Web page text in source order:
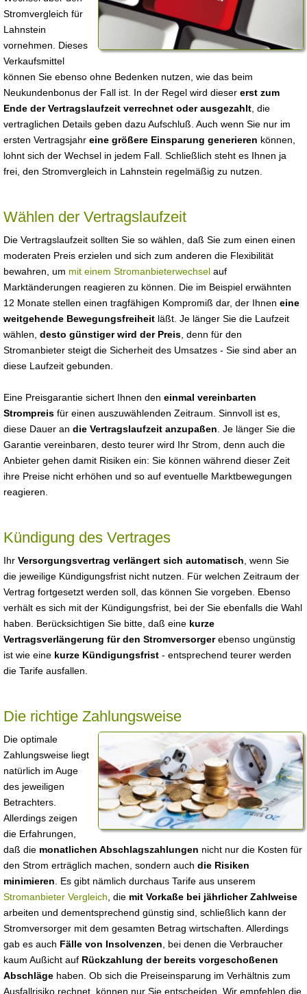
Stromvergleich für
Lahnstein
vornehmen. Dieses
Verkaufsmittel
können Sie ebenso ohne Bedenken nutzen, wie das beim
Neukundenbonus der Fall ist. In der Regel wird dieser erst zum
Ende der Vertragslaufzeit verrechnet oder ausgezahlt , die
vertraglichen Details geben dazu Aufschluß. Auch wenn Sie nur im
ersten Vertragsjahr eine größere Einsparung generieren können,
lohnt sich der Wechsel in jedem Fall. Schließlich steht es Ihnen ja
frei, den Stromvergleich in Lahnstein regelmäßig zu nutzen.
Wählen der Vertragslaufzeit
Die Vertragslaufzeit sollten Sie so wählen, daß Sie zum einen einen
moderaten Preis erzielen und sich zum anderen die Flexibilität
bewahren, um mit einem Stromanbieterwechsel auf
Marktänderungen reagieren zu können. Die im Beispiel erwähnten
12 Monate stellen einen tragfähigen Kompromiß dar, der Ihnen eine
weitgehende Bewegungsfreiheit läßt. Je länger Sie die Laufzeit
wählen, desto günstiger wird der Preis , denn für den
Stromanbieter steigt die Sicherheit des Umsatzes - Sie sind aber an
diese Laufzeit gebunden.
Eine Preisgarantie sichert Ihnen den einmal vereinbarten
Strompreis für einen auszuwählenden Zeitraum. Sinnvoll ist es,
diese Dauer an die Vertragslaufzeit anzupaßen . Je länger Sie die
Garantie vereinbaren, desto teurer wird Ihr Strom, denn auch die
Anbieter gehen damit Risiken ein: Sie können während dieser Zeit
ihre Preise nicht erhöhen und so auf eventuelle Marktbewegungen
reagieren.
Kündigung des Vertrages
Ihr Versorgungsvertrag verlängert sich automatisch , wenn Sie
die jeweilige Kündigungsfrist nicht nutzen. Für welchen Zeitraum der
Vertrag fortgesetzt werden soll, das können Sie vorgeben. Ebenso
verhält es sich mit der Kündigungsfrist, bei der Sie ebenfalls die Wahl
haben. Berücksichtigen Sie bitte, daß eine kurze
Vertragsverlängerung für den Stromversorgerebenso ungünstig
ist wie eine kurze Kündigungsfrist - entsprechend teurer werden
die Tarife ausfallen.
Die richtige Zahlungsweise
Die optimale
Zahlungsweise liegt
natürlich im Auge
des jeweiligen
Betrachters.
Allerdings zeigen
die Erfahrungen,
daß die monatlichen Abschlagszahlungen nicht nur die Kosten für
den Strom erträglich machen, sondern auch die Risiken
minimieren . Es gibt nämlich durchaus Tarife aus unserem
Stromanbieter Vergleich , die mit Vorkaße bei jährlicher Zahlweise
arbeiten und dementsprechend günstig sind, schließlich kann der
Stromversorger mit dem gesamten Betrag wirtschaften. Allerdings
gab es auch Fälle von Insolvenzen , bei denen die Verbraucher
kaum Außicht auf Rückzahlung der bereits vorgeschoßenen
Abschläge haben. Ob sich die Preiseinsparung im Verhältnis zum
Ausfallrisiko rechnet, können nur Sie entscheiden. Wir empfehlen die